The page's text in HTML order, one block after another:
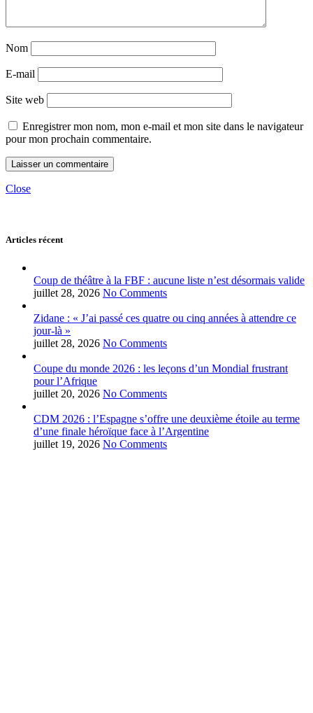
Nom
E-mail
Site web
Enregistrer mon nom, mon e-mail et mon site dans le navigateur
pour mon prochain commentaire.
Close
Articles récent
Coup de théâtre à la FBF : aucune liste n’est désormais valide
juillet 28, 2026 No Comments
Zidane : « J’ai passé ces quatre ou cinq années à attendre ce
jour-là »
juillet 28, 2026 No Comments
Coupe du monde 2026 : les leçons d’un Mondial frustrant
pour l’Afrique
juillet 20, 2026 No Comments
CDM 2026 : l’Espagne s’offre une deuxième étoile au terme
d’une finale héroïque face à l’Argentine
juillet 19, 2026 No Comments